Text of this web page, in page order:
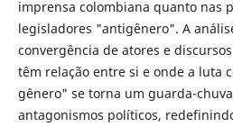
imprensa colombiana quanto nas
legisladores "antigênero". A
convergência de atores e
têm relação entre si e onde a luta
gênero" se torna um guarda-
antagonismos políticos,